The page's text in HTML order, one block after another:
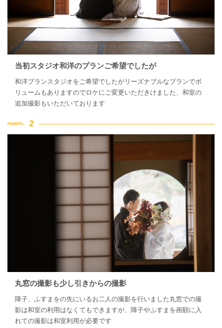
当初スタジオ和洋のプランご希望でしたが
和洋プランスタジオをご希望でしたがリーズナブルなプランでボ
リュームもありますのでロケにご変更いただきけました、和室の
追加撮影もいただいております
丸窓の撮影も少し引きからの撮影
障子、ふすまをの先にいるお二人の撮影を行いました丸窓での撮
影は和室の利用はなくてもできますが、障子やふすまを画額に入
れての撮影は和室利用が必要です